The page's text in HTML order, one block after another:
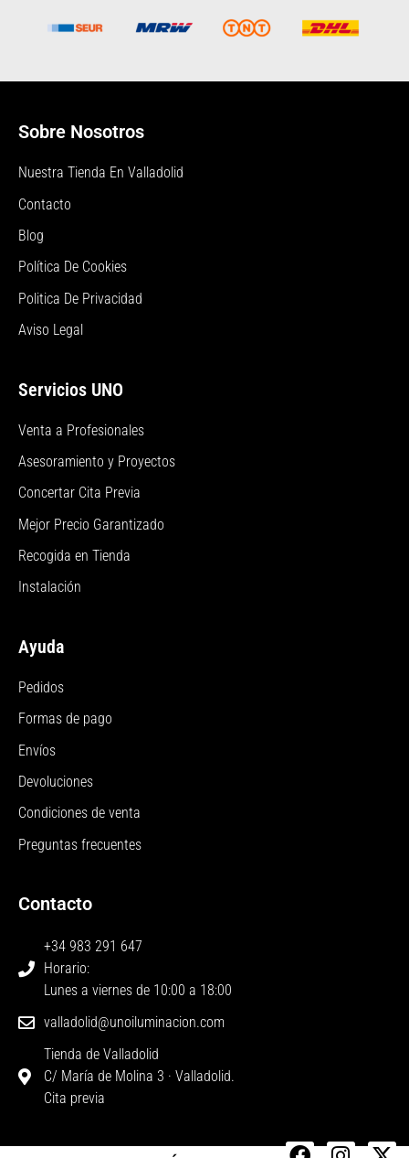
Sobre Nosotros
Nuestra Tienda En Valladolid
Contacto
Blog
Política De Cookies
Politica De Privacidad
Aviso Legal
Servicios UNO
Venta a Profesionales
Asesoramiento y Proyectos
Concertar Cita Previa
Mejor Precio Garantizado
Recogida en Tienda
Instalación
Ayuda
Pedidos
Formas de pago
Envíos
Devoluciones
Condiciones de venta
Preguntas frecuentes
Contacto
+34 983 291 647
Horario:
Lunes a viernes de 10:00 a 18:00
valladolid@unoiluminacion.com
Tienda de Valladolid
C/ María de Molina 3 · Valladolid.
Cita previa